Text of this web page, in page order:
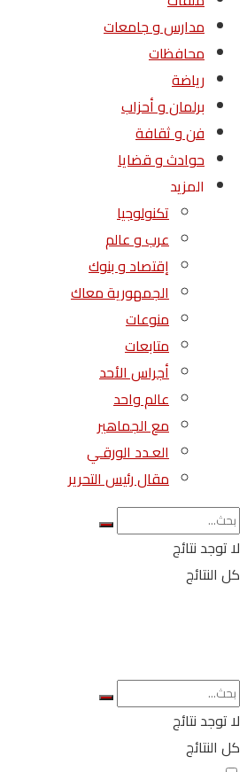
مدارس و جامعات
محافظات
رياضة
برلمان و أحزاب
فن و ثقافة
حوادث و قضايا
المزيد
تكنولوجيا
عرب و عالم
إقتصاد و بنوك
الجمهورية معاك
منوعات
متابعات
أجراس الأحد
عالم واحد
مع الجماهير
العـدد الورقـي
مقال رئيس التحرير
لا توجد نتائج
كل النتائج
لا توجد نتائج
كل النتائج